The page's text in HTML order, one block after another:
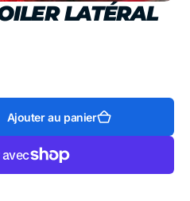
LATÉRAL
Ajouter au panier